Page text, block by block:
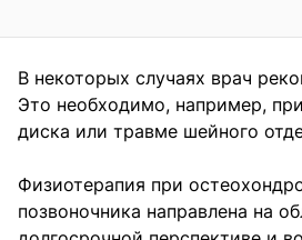
В некоторых случаях врач
Это необходимо, например,
диска или травме шейного
Физиотерапия при
позвоночника направлена ​​на